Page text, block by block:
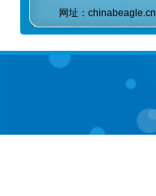
网址：chinabeagle.cn